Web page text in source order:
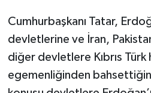
Cumhurbaşkanı Tatar,
devletlerine ve İran,
diğer devletlere Kıbrıs Türk
egemenliğinden